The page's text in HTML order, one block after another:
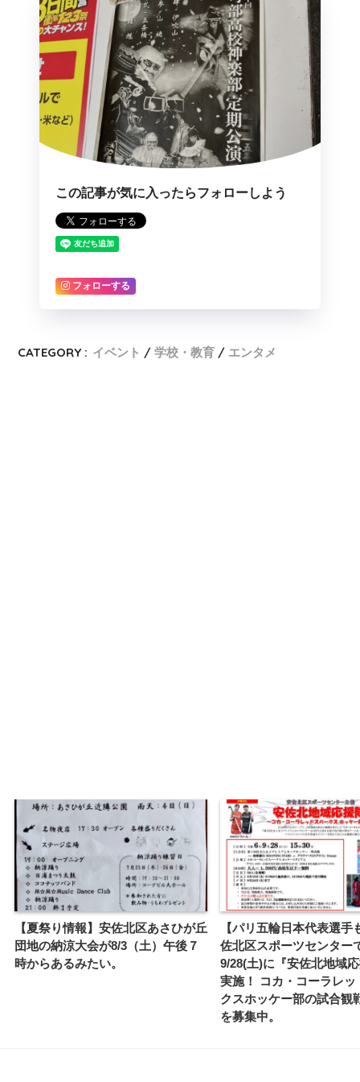
この記事が気に入ったらフォローしよう
フォローする
CATEGORY : イベント 学校・教育 エンタメ
【夏祭り情報】安佐北区あさひが丘
団地の納涼大会が8/3（土）午後７
時からあるみたい。
【パリ五輪日本代表選手
佐北区スポーツセンター
9/28(土)に『安佐北地域
実施！ コカ・コーラレッ
クスホッケー部の試合観
を募集中。